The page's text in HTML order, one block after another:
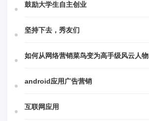
鼓励大学生自主创业
坚持下去，秀友们
如何从网络营销菜鸟变为高手级风云人物
android应用广告营销
互联网应用